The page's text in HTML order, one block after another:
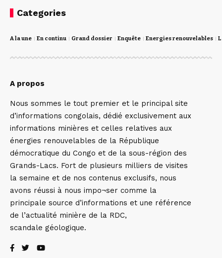
Categories
A la une En continu Grand dossier Enquête Energies renouvelables
A propos
Nous sommes le tout premier et le principal site
d’informations congolais, dédié exclusivement aux
informations minières et celles relatives aux
énergies renouvelables de la République
démocratique du Congo et de la sous-région des
Grands-Lacs. Fort de plusieurs milliers de visites
la semaine et de nos contenus exclusifs, nous
avons réussi à nous impo¬ser comme la
principale source d’informations et une référence
de l’actualité minière de la RDC,
scandale géologique.